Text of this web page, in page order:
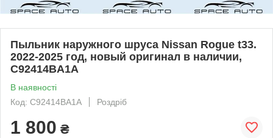
Пыльник наружного шруса Nissan Rogue t33.
2022-2025 год, новый оригинал в наличии,
C92414BA1A
В наявності
Код: C92414BA1A
Роздріб
1 800 ₴